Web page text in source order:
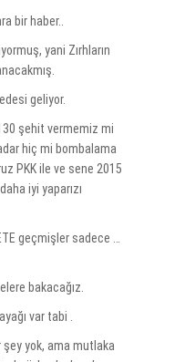
bir haber..
yani Zırhların
geliyor.
şehit vermemiz mi
hiç mi bombalama
PKK ile ve sene 2015
iyi yaparızı
geçmişler sadece …
bakacağız.
var tabi .
şey yok, ama mutlaka